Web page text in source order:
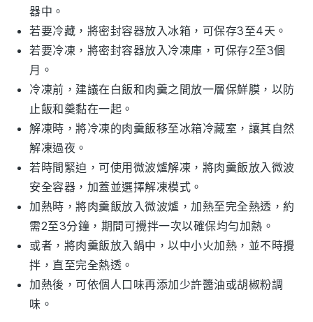
器中。
若要冷藏，將密封容器放入冰箱，可保存3至4天。
若要冷凍，將密封容器放入冷凍庫，可保存2至3個
月。
冷凍前，建議在 白飯和肉羹之間放一層保鮮膜，以防
止飯和羹黏在一起。
解凍時，將冷凍的肉羹飯移至冰箱冷藏室，讓其自然
解凍過夜。
若時間緊迫，可使用微波爐解凍，將肉羹飯放入微波
安全容器，加蓋並選擇解凍模式。
加熱時，將肉羹飯放入微波爐，加熱至完全熱透，約
需2至3分鐘，期間可攪拌一次以確保均勻加熱。
或者，將肉羹飯放入鍋中，以中小火加熱，並不時攪
拌，直至完全熱透。
加熱後，可依個人口味再添加少許醬油或胡椒粉調
味。